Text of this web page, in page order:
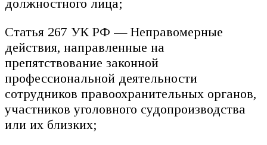
должностного лица;
Статья 267 УК РФ — Неправомерные
действия, направленные на
препятствование законной
профессиональной деятельности
сотрудников правоохранительных органов,
участников уголовного судопроизводства
или их близких;